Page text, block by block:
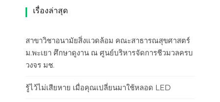
เรื่องล่าสุด
สาขาวิชาอนามัยสิ่งแวดล้อม คณะสาธารณสุขศาสตร์
ม.พะเยา ศึกษาดูงาน ณ ศูนย์บริหารจัดการชีวมวลครบ
วงจร มช.
รู้ไว้ไม่เสียหาย เมื่อคุณเปลี่ยนมาใช้หลอด LED